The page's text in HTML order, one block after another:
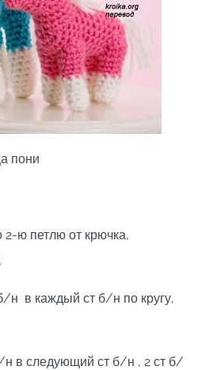
пони
2-ю петлю от крючка,
б/н в каждый ст б/н по кругу,
н в следующий ст б/н , 2 ст б/